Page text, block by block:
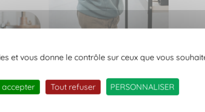
Escape game au
14 août 2026
et vous donne le contrôle sur ceux que vous
accepter Tout refuser PERSONNALISER